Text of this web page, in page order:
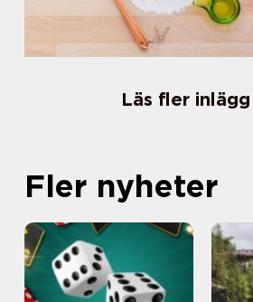
Läs fler
Fler nyheter